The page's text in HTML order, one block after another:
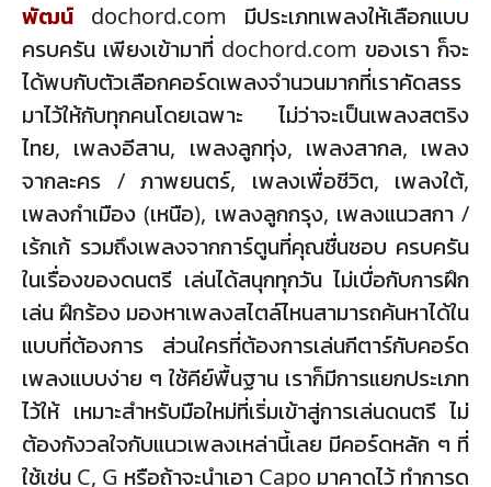
พัฒน์ dochord.com มีประเภทเพลงให้เลือกแบบ
ครบครัน เพียงเข้ามาที่ dochord.com ของเรา ก็จะ
ได้พบกับตัวเลือกคอร์ดเพลงจำนวนมากที่เราคัดสรร
มาไว้ให้กับทุกคนโดยเฉพาะ ไม่ว่าจะเป็นเพลงสตริง
ไทย, เพลงอีสาน, เพลงลูกทุ่ง, เพลงสากล, เพลง
จากละคร / ภาพยนตร์, เพลงเพื่อชีวิต, เพลงใต้,
เพลงกำเมือง (เหนือ), เพลงลูกกรุง, เพลงแนวสกา /
เร้กเก้ รวมถึงเพลงจากการ์ตูนที่คุณชื่นชอบ ครบครัน
ในเรื่องของดนตรี เล่นได้สนุกทุกวัน ไม่เบื่อกับการฝึก
เล่น ฝึกร้อง มองหาเพลงสไตล์ไหนสามารถค้นหาได้ใน
แบบที่ต้องการ ส่วนใครที่ต้องการเล่นกีตาร์กับคอร์ด
เพลงแบบง่าย ๆ ใช้คีย์พื้นฐาน เราก็มีการแยกประเภท
ไว้ให้ เหมาะสำหรับมือใหม่ที่เริ่มเข้าสู่การเล่นดนตรี ไม่
ต้องกังวลใจกับแนวเพลงเหล่านี้เลย มีคอร์ดหลัก ๆ ที่
ใช้เช่น C, G หรือถ้าจะนำเอา Capo มาคาดไว้ ทำการด